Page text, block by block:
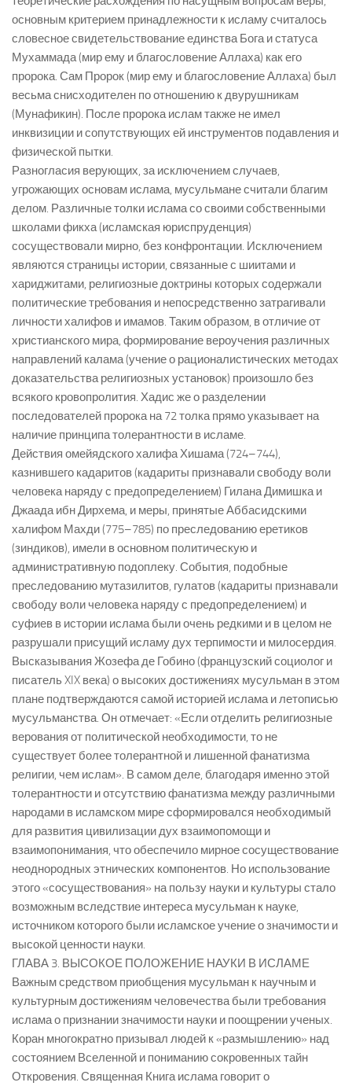
основным критерием принадлежности к исламу считалось
словесное свидетельствование единства Бога и статуса
Мухаммада (мир ему и благословение Аллаха) как его
пророка. Сам Пророк (мир ему и благословение Аллаха) был
весьма снисходителен по отношению к двурушникам
(Мунафикин). После пророка ислам также не имел
инквизиции и сопутствующих ей инструментов подавления и
физической пытки.
Разногласия верующих, за исключением случаев,
угрожающих основам ислама, мусульмане считали благим
делом. Различные толки ислама со своими собственными
школами фикха (исламская юриспруденция)
сосуществовали мирно, без конфронтации. Исключением
являются страницы истории, связанные с шиитами и
хариджитами, религиозные доктрины которых содержали
политические требования и непосредственно затрагивали
личности халифов и имамов. Таким образом, в отличие от
христианского мира, формирование вероучения различных
направлений калама (учение о рационалистических методах
доказательства религиозных установок) произошло без
всякого кровопролития. Хадис же о разделении
последователей пророка на 72 толка прямо указывает на
наличие принципа толерантности в исламе.
Действия омейядского халифа Хишама (724–744),
казнившего кадаритов (кадариты признавали свободу воли
человека наряду с предопределением) Гилана Димишка и
Джаада ибн Дирхема, и меры, принятые Аббасидскими
халифом Махди (775–785) по преследованию еретиков
(зиндиков), имели в основном политическую и
административную подоплеку. События, подобные
преследованию мутазилитов, гулатов (кадариты признавали
свободу воли человека наряду с предопределением) и
суфиев в истории ислама были очень редкими и в целом не
разрушали присущий исламу дух терпимости и милосердия.
Высказывания Жозефа де Гобино (французский социолог и
писатель XIX века) о высоких достижениях мусульман в этом
плане подтверждаются самой историей ислама и летописью
мусульманства. Он отмечает: «Если отделить религиозные
верования от политической необходимости, то не
существует более толерантной и лишенной фанатизма
религии, чем ислам». В самом деле, благодаря именно этой
толерантности и отсутствию фанатизма между различными
народами в исламском мире сформировался необходимый
для развития цивилизации дух взаимопомощи и
взаимопонимания, что обеспечило мирное сосуществование
неоднородных этнических компонентов. Но использование
этого «сосуществования» на пользу науки и культуры стало
возможным вследствие интереса мусульман к науке,
источником которого были исламское учение о значимости и
высокой ценности науки.
ГЛАВА 3. ВЫСОКОЕ ПОЛОЖЕНИЕ НАУКИ В ИСЛАМЕ
Важным средством приобщения мусульман к научным и
культурным достижениям человечества были требования
ислама о признании значимости науки и поощрении ученых.
Коран многократно призывал людей к «размышлению» над
состоянием Вселенной и пониманию сокровенных тайн
Откровения. Священная Книга ислама говорит о